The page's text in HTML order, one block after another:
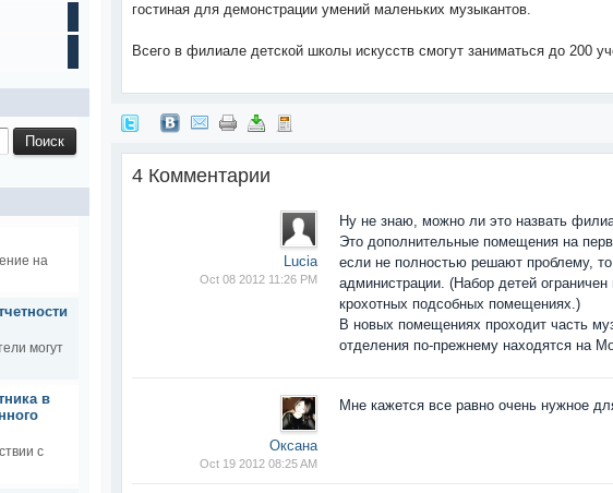
на
могут
в
с
гостиная для демонстрации умений маленьких музыкантов.
Всего в филиале детской школы искусств смогут заниматься до 200
4 Комментарии
Lucia
Oct 08 2012 11:26 PM
Ну не знаю, можно ли это назвать
Это дополнительные помещения на
если не полностью решают проблему,
администрации. (Набор детей
крохотных подсобных помещениях.)
В новых помещениях проходит часть
отделения по-прежнему находятся на
Оксана
Oct 19 2012 08:25 AM
Мне кажется все равно очень нужное